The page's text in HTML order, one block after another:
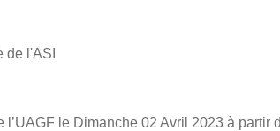
l’UAGF le Dimanche 02 Avril 2023 à